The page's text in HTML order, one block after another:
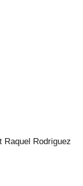
Raquel Rodriguez